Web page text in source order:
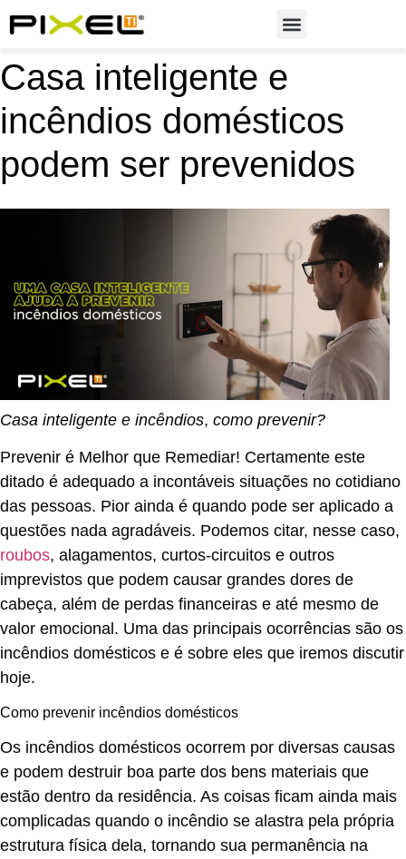
Casa inteligente e
incêndios domésticos
podem ser prevenidos
Casa inteligente e incêndios, como prevenir?
Prevenir é Melhor que Remediar! Certamente este
ditado é adequado a incontáveis situações no cotidiano
das pessoas. Pior ainda é quando pode ser aplicado a
questões nada agradáveis. Podemos citar, nesse caso,
roubos, alagamentos, curtos-circuitos e outros
imprevistos que podem causar grandes dores de
cabeça, além de perdas financeiras e até mesmo de
valor emocional. Uma das principais ocorrências são os
incêndios domésticos e é sobre eles que iremos discutir
hoje.
Como prevenir incêndios domésticos
Os incêndios domésticos ocorrem por diversas causas
e podem destruir boa parte dos bens materiais que
estão dentro da residência. As coisas ficam ainda mais
complicadas quando o incêndio se alastra pela própria
estrutura física dela, tornando sua permanência na